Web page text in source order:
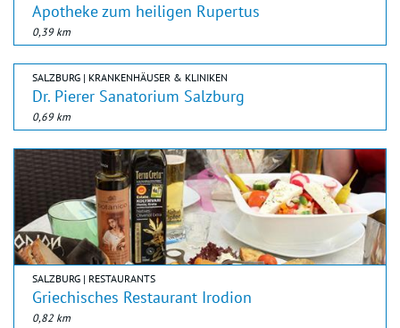
Apotheke zum heiligen Rupertus
0,39 km
SALZBURG | KRANKENHÄUSER & KLINIKEN
Dr. Pierer Sanatorium Salzburg
0,69 km
SALZBURG | RESTAURANTS
Griechisches Restaurant Irodion
0,82 km